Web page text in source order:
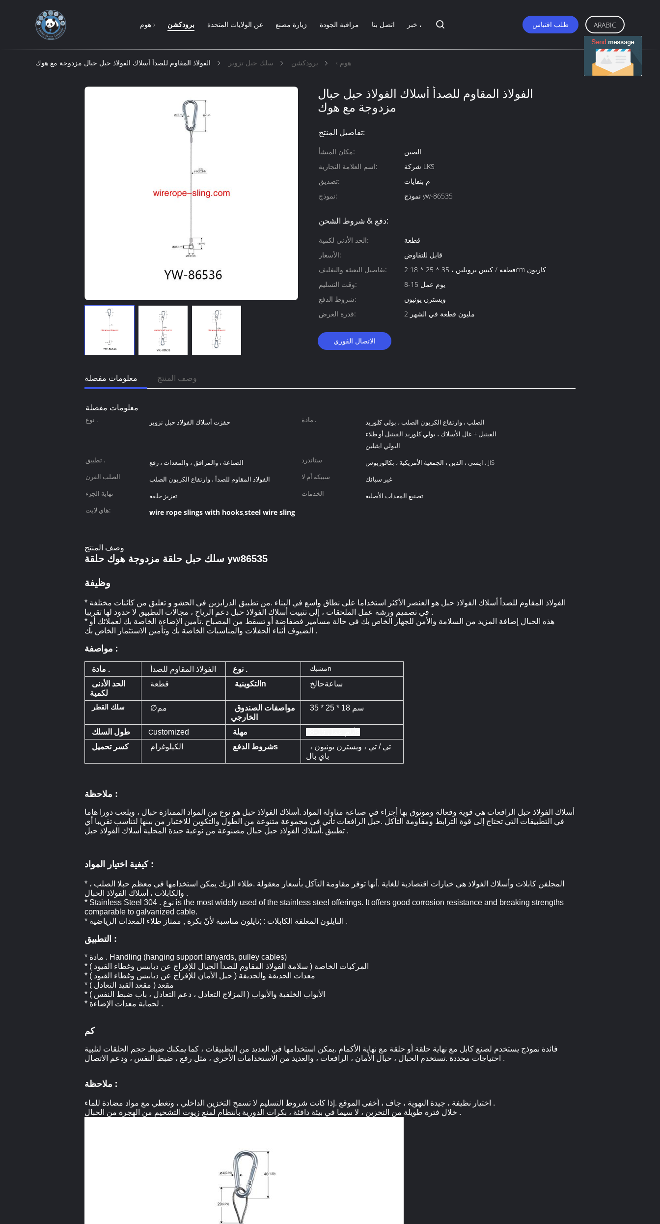
هوم › برودكشن عن الولايات المتحدة زيارة مصنع مراقبة الجودة اتصل بنا خبر ، طلب اقتباس ARABIC
هوم › برودكشن سلك حبل تزوير الفولاذ المقاوم للصدأ أسلاك الفولاذ حبل حبال مزدوجة مع هوك
الفولاذ المقاوم للصدأ أسلاك الفولاذ حبل حبال
مزدوجة مع هوك
تفاصيل المنتج:
مكان المنشأ:
الصين .
اسم العلامة التجارية:
شركة LKS
تصديق:
م بنفايات
نموذج:
نموذج yw-86535
دفع & شروط الشحن:
الحد الأدنى لكمية:
قطعة
الأسعار:
قابل للتفاوض
تفاصيل التعبئة والتغليف:
2 قطعة / كيس بروبلين ، 35 * 25 * 18cm كارتون
وقت التسليم:
8-15 يوم عمل
شروط الدفع:
ويسترن يونيون
قدرة العرض:
2 مليون قطعة في الشهر
الاتصال الفوري
معلومات مفصلة وصف المنتج
معلومات مفصلة
نوع . حفزت أسلاك الفولاذ حبل تزوير مادة .
الصلب ، وارتفاع الكربون الصلب ، بولي كلوريد
الفينيل + غال الأسلاك ، بولي كلوريد الفينيل أو طلاء
البولي ايثيلين
تطبيق .
الصناعة ، والمرافق ، والمعدات ، رفع ستاندرد
ايسي ، الدين ، الجمعية الأمريكية ، بكالوريوس ، JIS
الصلب القرن
الفولاذ المقاوم للصدأ ، وارتفاع الكربون الصلب سبيكة أم لا
غير سبائك
نهاية الجزء
تعزيز حلقة الخدمات
تصنيع المعدات الأصلية
هاي لايت:
wire rope slings with hooks,steel wire sling
وصف المنتج
سلك حبل حلقة مزدوجة هوك حلقة yw86535
وظيفة
* الفولاذ المقاوم للصدأ أسلاك الفولاذ حبل هو العنصر الأكثر استخداما على نطاق واسع في البناء .من تطبيق الدرابزين في الحشو و تعليق من كائنات مختلفة
في تصميم ورشة عمل الملحقات ، إلى تثبيت أسلاك الفولاذ حبل دعم الرياح ، مجالات التطبيق لا حدود لها تقريبا .
* هذه الحبال إضافة المزيد من السلامة والأمن للجهاز الخاص بك في حالة مسامير فضفاضة أو تسقط من المصباح .تأمين الإضاءة الخاصة بك لعملائك أو
الضيوف أثناء الحفلات والمناسبات الخاصة بك وتأمين الاستثمار الخاص بك .
مواصفة :
مادة . الفولاذ المقاوم للصدأ نوع . مشبكn
لكمية
قطعة التكوينيةn ساعةحالخ
سلك القطر ∅مم
مواصفات الصندوق
الخارجي
35 * 25 * 18 سم
طول السلك Customized مهلة
كسر تحميل
الكيلوغرام شروط الدفعs
تي / تي ، ويسترن يونيون ،
باي بال
ملاحظة :
أسلاك الفولاذ حبل الرافعات هي قوية وفعالة وموثوق بها أجزاء في صناعة مناولة المواد .أسلاك الفولاذ حبل هو نوع من المواد الممتازة حبال ، ويلعب دورا هاما
في التطبيقات التي تحتاج إلى قوة الترابط ومقاومة التآكل .حبل الرافعات تأتي في مجموعة متنوعة من الطول والتكوين للاختيار من بينها لتناسب تقريبا أي
تطبيق .أسلاك الفولاذ حبل حبال مصنوعة من نوعية جيدة المحلية أسلاك الفولاذ حبل .
كيفية اختيار المواد :
* المجلفن كابلات وأسلاك الفولاذ هي خيارات اقتصادية للغاية .أنها توفر مقاومة التآكل بأسعار معقولة .طلاء الزنك يمكن استخدامها في معظم حبلا الصلب ،
والكابلات ، أسلاك الفولاذ الحبال .
* Stainless Steel نوع . 304 is the most widely used of the stainless steel offerings. It offers good corrosion resistance and breaking strengths
comparable to galvanized cable.
* النايلون المغلفة الكابلات : ;نايلون مناسبة لأنّ بكرة , ممتاز طلاء المعدات الرياضية .
التطبيق :
* مادة . Handling (hanging support lanyards, pulley cables)
* المركبات الخاصة ( سلامة الفولاذ المقاوم للصدأ الحبال للإفراج عن دبابيس وغطاء القيود )
* معدات الحديقة والحديقة ( حبل الأمان للإفراج عن دبابيس وغطاء القيود )
* مقعد ( مقعد القيد التعادل )
* الأبواب الخلفية والأبواب ( المزلاج التعادل ، دعم التعادل ، باب ضبط النفس )
* لحماية معدات الإضاءة .
كم
فائدة نموذج يستخدم لصنع كابل مع نهاية حلقة أو حلقة مع نهاية الأكمام .يمكن استخدامها في العديد من التطبيقات ، كما يمكنك ضبط حجم الحلقات لتلبية
احتياجات محددة .تستخدم الحبال ، حبال الأمان ، الرافعات ، والعديد من الاستخدامات الأخرى ، مثل رفع ، ضبط النفس ، ودعم الاتصال .
ملاحظة :
اختيار نظيفة ، جيدة التهوية ، جاف ، أخفى الموقع .إذا كانت شروط التسليم لا تسمح التخزين الداخلي ، وتغطي مع مواد مضادة للماء .
خلال فترة طويلة من التخزين ، لا سيما في بيئة دافئة ، بكرات الدورية بانتظام لمنع زيوت التشحيم من الهجرة من الحبال .